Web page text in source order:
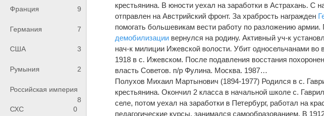
Франция 9
Германия 7
США 3
Румыния 2
Российская империя
8
СХС
0
крестьянина. В юности уехал на заработки в Астрахань. С
отправлен на Австрийский фронт. За храбрость награжден
помогать большевикам вести работу по разложению
демобилизации вернулся на родину. Активный уч-к
нач-к милиции Ижевской волости. Убит односельчанами во
1918 в с. Ижевском. После подавления восстания
власть Советов. п/р Фулина. Москва. 1987…
Полухов Михаил Мартынович (1894-1977) Родился в с.
крестьянина. Окончил 2 класса в начальной школе с.
селе, потом уехал на заработки в Петербург, работал на
педагогические курсы, занимался самообразованием. В